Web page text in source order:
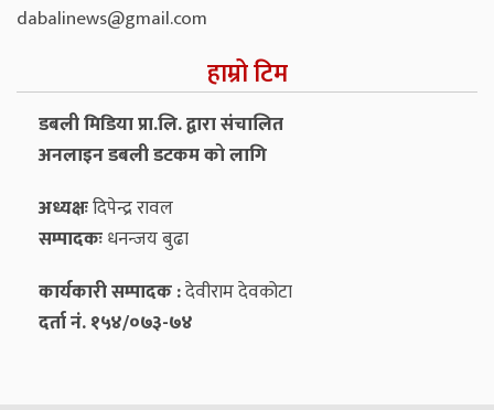
dabalinews@gmail.com
हाम्रो टिम
डबली मिडिया प्रा.लि. द्वारा संचालित
अनलाइन डबली डटकम को लागि
अध्यक्षःदिपेन्द्र रावल
सम्पादकःधनन्‍जय बुढा
कार्यकारी सम्पादक :देवीराम देवकोटा
दर्ता नं. १५४/०७३-७४